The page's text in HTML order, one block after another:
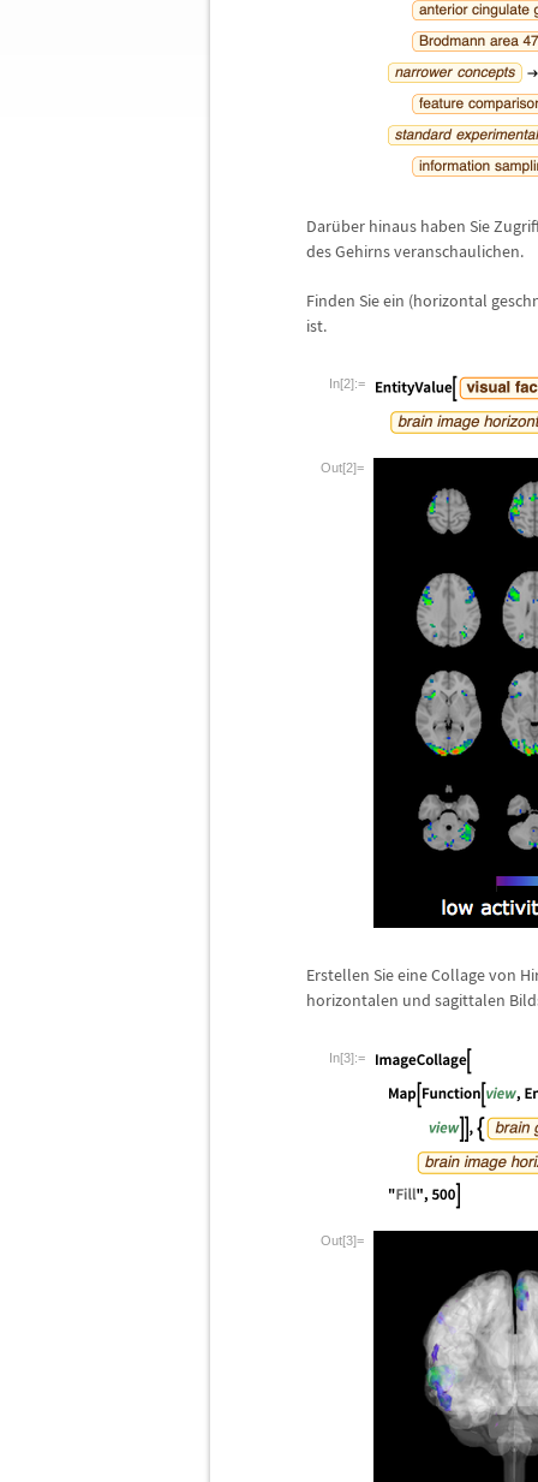
Darüber hinaus haben Sie
des Gehirns veranschaulichen.
Finden Sie ein (horizontal
ist.
In[2]:=
Out[2]=
Erstellen Sie eine Collage von
horizontalen und sagittalen
In[3]:=
Out[3]=